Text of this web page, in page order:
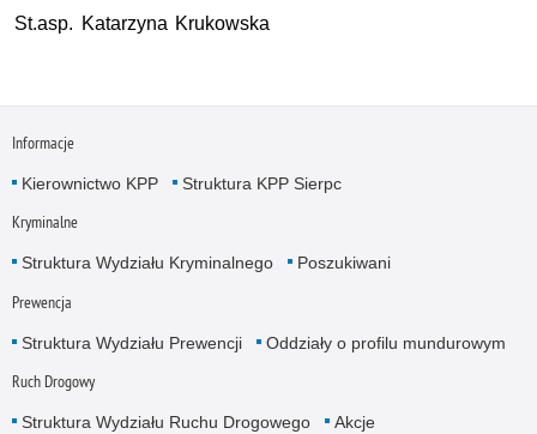
St.asp. Katarzyna Krukowska
Informacje
Kierownictwo KPP Struktura KPP Sierpc
Kryminalne
Struktura Wydziału Kryminalnego Poszukiwani
Prewencja
Struktura Wydziału Prewencji Oddziały o profilu mundurowym
Ruch Drogowy
Struktura Wydziału Ruchu Drogowego Akcje